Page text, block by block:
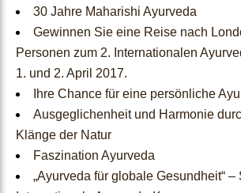
Ärzte
Anmeldung
Ärzte & Apotheken
30 Jahre Maharishi Ayurveda
Gewinnen Sie eine Reise nach London für zwei
Personen zum 2. Internationalen
1. und 2. April 2017.
Ihre Chance für eine persönliche
Ausgeglichenheit und Harmonie durch die heilenden
Klänge der Natur
Faszination Ayurveda
„Ayurveda für globale Gesundheit“ – So lief der